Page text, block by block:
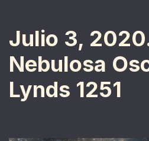
Julio 3,
Nebulosa
Lynds 1251